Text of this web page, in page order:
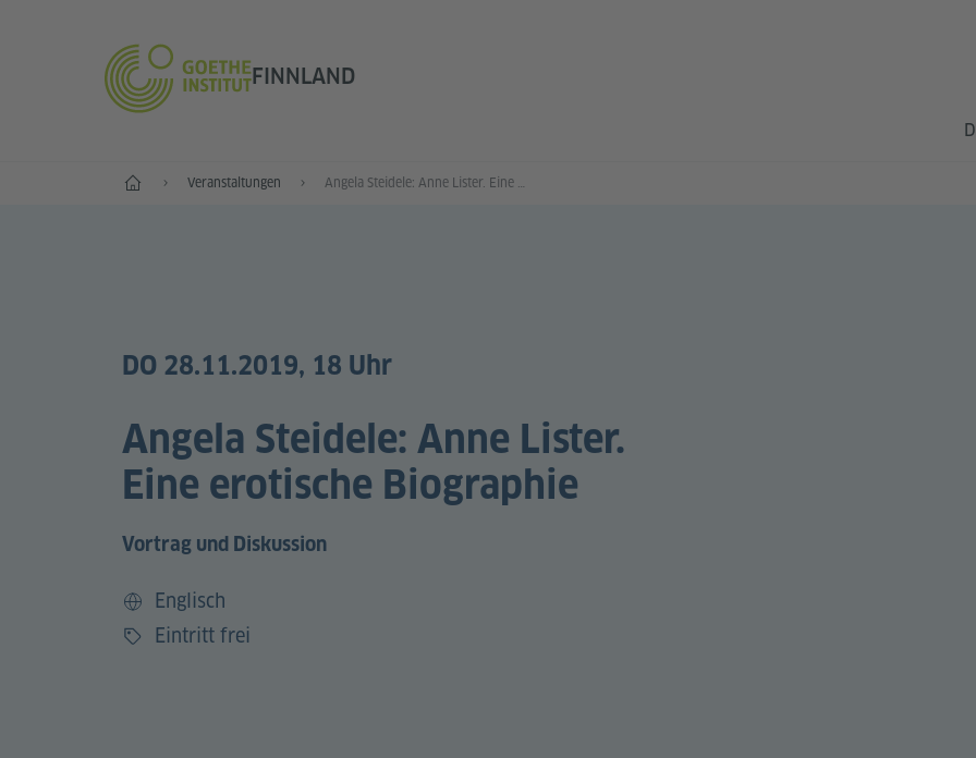
FINNLAND
Start Veranstaltungen Angela Steidele: Anne Lister. Eine erotische Biographie
DO 28.11.2019, 18 Uhr
Angela Steidele: Anne Lister.
Eine erotische Biographie
Vortrag und Diskussion
Sprache
Englisch
Preis
Eintritt frei